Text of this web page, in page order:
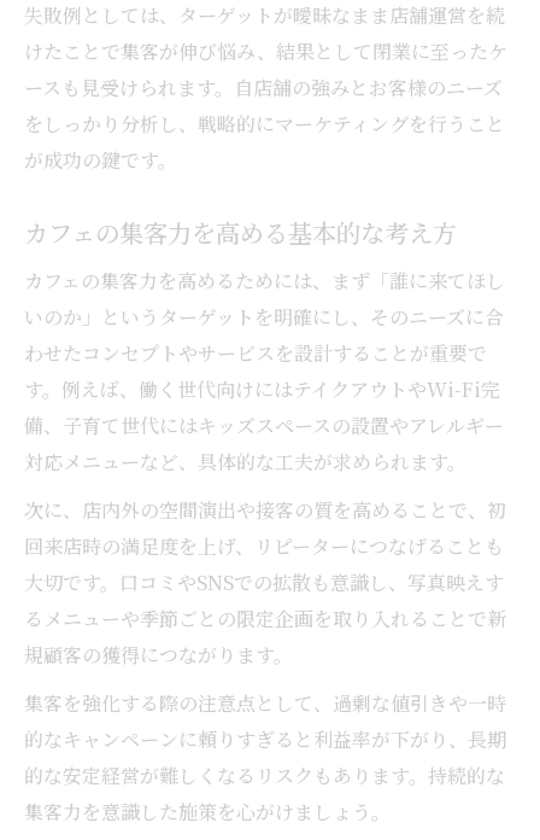
カフェがSNSでリピーターを増やすコツ
カフェのSNS投稿で成功するための工夫
売上アップに欠かせないカフェの収支モデル解
説
カフェの売上を上げるための具体的な方法
カフェ経営で失敗しないコスト管理の考え
方
カフェの利益率を高める実践的な収支分析
収支モデルから考えるカフェの経営戦略
失敗例としては、ターゲットが曖昧なまま店舗運営を続
けたことで集客が伸び悩み、結果として閉業に至ったケ
ースも見受けられます。自店舗の強みとお客様のニーズ
をしっかり分析し、戦略的にマーケティングを行うこと
が成功の鍵です。
カフェの集客力を高める基本的な考え方
カフェの集客力を高めるためには、まず「誰に来てほし
いのか」というターゲットを明確にし、そのニーズに合
わせたコンセプトやサービスを設計することが重要で
す。例えば、働く世代向けにはテイクアウトやWi-Fi完
備、子育て世代にはキッズスペースの設置やアレルギー
対応メニューなど、具体的な工夫が求められます。
次に、店内外の空間演出や接客の質を高めることで、初
回来店時の満足度を上げ、リピーターにつなげることも
大切です。口コミやSNSでの拡散も意識し、写真映えす
るメニューや季節ごとの限定企画を取り入れることで新
規顧客の獲得につながります。
集客を強化する際の注意点として、過剰な値引きや一時
的なキャンペーンに頼りすぎると利益率が下がり、長期
的な安定経営が難しくなるリスクもあります。持続的な
集客力を意識した施策を心がけましょう。